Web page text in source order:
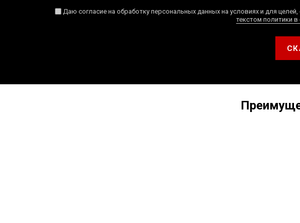
Даю согласие на обработку персональных данных на условиях и для
текстом политики